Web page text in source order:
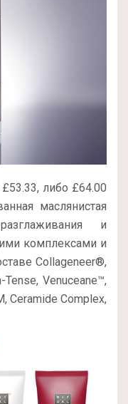
либо £64.00
маслянистая
и
комплексами и
Collageneer®,
Venuceane™,
Ceramide Complex,